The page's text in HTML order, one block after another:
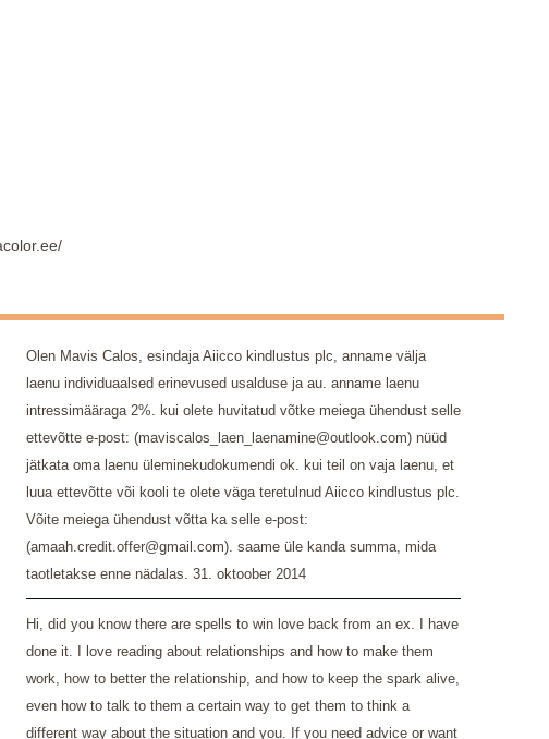
Olen Mavis Calos, esindaja Aiicco kindlustus plc, anname välja
laenu individuaalsed erinevused usalduse ja au. anname laenu
intressimääraga 2%. kui olete huvitatud võtke meiega ühendust selle
ettevõtte e-post: (maviscalos_laen_laenamine@outlook.com) nüüd
jätkata oma laenu üleminekudokumendi ok. kui teil on vaja laenu, et
luua ettevõtte või kooli te olete väga teretulnud Aiicco kindlustus plc.
Võite meiega ühendust võtta ka selle e-post:
(amaah.credit.offer@gmail.com). saame üle kanda summa, mida
taotletakse enne nädalas. 31. oktoober 2014
Hi, did you know there are spells to win love back from an ex. I have
done it. I love reading about relationships and how to make them
work, how to better the relationship, and how to keep the spark alive,
even how to talk to them a certain way to get them to think a
different way about the situation and you. If you need advice or want